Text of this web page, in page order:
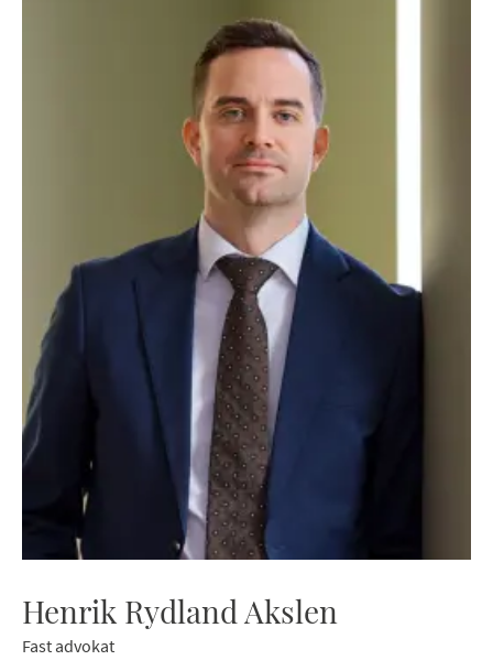
Henrik Rydland Akslen
Fast advokat